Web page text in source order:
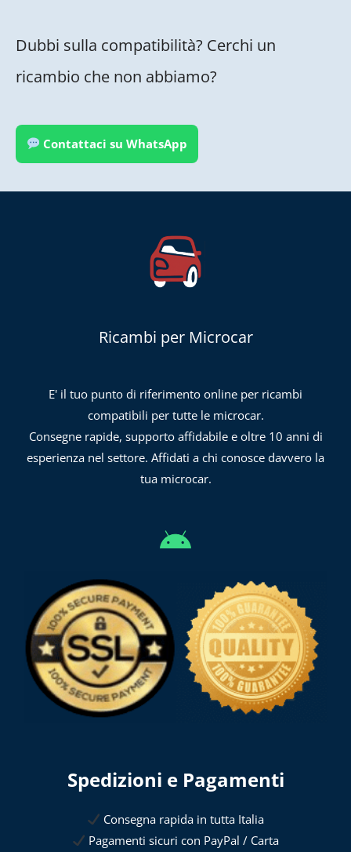
Dubbi sulla compatibilità? Cerchi un
ricambio che non abbiamo?
Contattaci su WhatsApp
Ricambi per Microcar
E' il tuo punto di riferimento online per ricambi
compatibili per tutte le microcar.
Consegne rapide, supporto affidabile e oltre 10 anni di
esperienza nel settore. Affidati a chi conosce davvero la
tua microcar.
Spedizioni e Pagamenti
Consegna rapida in tutta Italia
Pagamenti sicuri con PayPal / Carta